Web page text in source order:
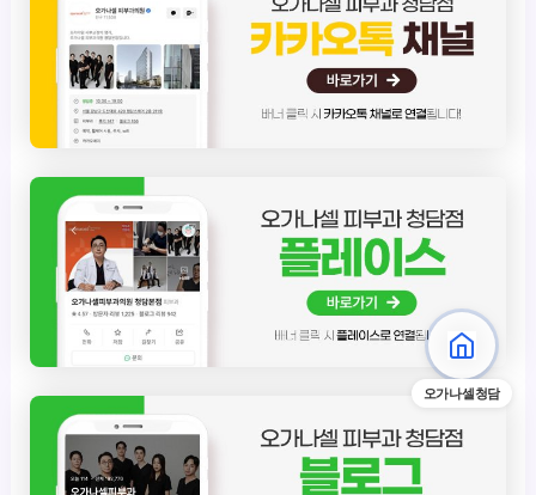
오가나셀청담